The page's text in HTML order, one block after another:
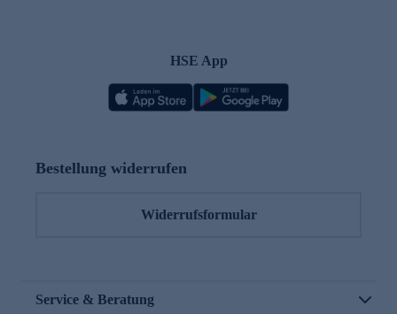
HSE App
Bestellung widerrufen
Widerrufsformular
Service & Beratung